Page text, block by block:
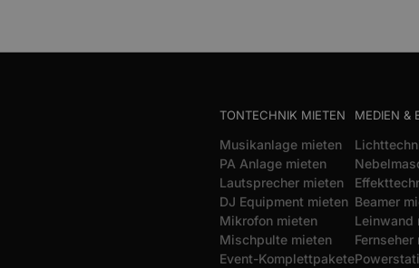
TONTECHNIK MIETEN
Musikanlage mieten
PA Anlage mieten
Lautsprecher mieten
DJ Equipment mieten
Mikrofon mieten
Mischpulte mieten
Event-Komplettpakete
MEDIEN &
Beamer
Leinwand
Fernseher